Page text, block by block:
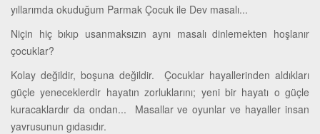
yıllarımda okuduğum Parmak Çocuk ile Dev masalı...
Niçin hiç bıkıp usanmaksızın aynı masalı dinlemekten hoşlanır
çocuklar?
Kolay değildir, boşuna değildir. Çocuklar hayallerinden aldıkları
güçle yeneceklerdir hayatın zorluklarını; yeni bir hayatı o güçle
kuracaklardır da ondan... Masallar ve oyunlar ve hayaller insan
yavrusunun gıdasıdır.